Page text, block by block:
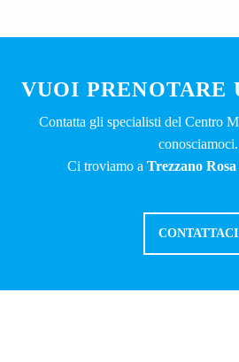
VUOI PRENOTARE
Contatta gli specialisti del Centro
conosciamoci.
Ci troviamo a Trezzano Rosa
CONTATTACI